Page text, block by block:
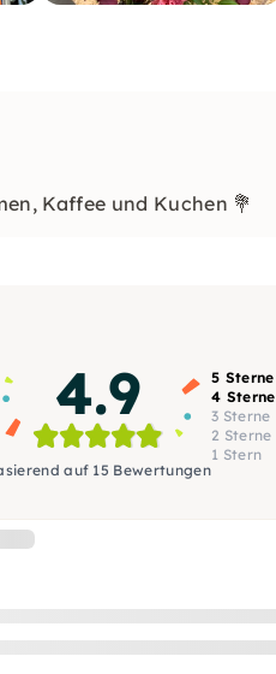
Kaffee und Kuchen 💐
4.9
auf 15 Bewertungen
5 Sterne
4 Sterne
3 Sterne
2 Sterne
1 Stern